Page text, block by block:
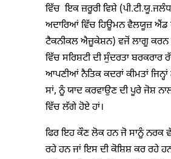
ਵਿੱਚ ਇਕ ਜ਼ਰੂਰੀ ਵਿਸ਼ੇ
ਅਦਾਰਿਆਂ ਵਿੱਚ ਹਿਊਮਨ ਵੈਲਯੂਜ਼
ਟੈਕਨੀਕਲ ਐਜ਼ੂਕੇਸ਼ਨ) ਵਜੋਂ ਲਾਗੂ ਕਰਨ
ਵਿੱਚ ਸਰਿਸ਼ਟੀ ਦੀ ਸੁੰਦਰਤਾ
ਆਪਣੀਆਂ ਨੈਤਿਕ ਕਦਰਾਂ ਕੀਮਤਾਂ
ਸਾਂ, ਨੂੰ ਯਾਦ ਕਰਵਾਉਣ ਦੀ ਪੂਰੇ ਜੋਸ਼
ਵਿੱਚ ਲੱਗੇ ਹੋਏ ਹਾਂ।
ਫਿਰ ਇਹ ਕੌਣ ਲੋਕ ਹਨ ਜੋ ਸਾਨੂੰ ਨਰਕ
ਰਹੇ ਹਨ ਜਾਂ ਇਸ ਦੀ ਕੋਸ਼ਿਸ਼ ਕਰ ਰਹੇ